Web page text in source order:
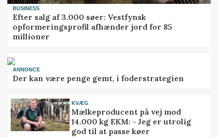
BUSINESS
Efter salg af 3.000 søer: Vestfynsk
opformeringsprofil afhænder jord for 85
millioner
ANNONCE
Der kan være penge gemt, i foderstrategien
KVÆG
Mælkeproducent på vej mod
14.000 kg EKM: - Jeg er utrolig
god til at passe køer